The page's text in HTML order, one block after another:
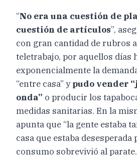
“No era una cuestión de
cuestión de artículos”,
con gran cantidad de rubros
teletrabajo, por aquellos días
exponencialmente la
“entre casa” ypudo vender
onda” o producir los
medidas sanitarias. En la
apunta que “la gente estaba
casa que estaba desesperada
consumo sobrevivió al parate.